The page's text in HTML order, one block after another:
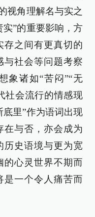
视角理解名与实之
”的重要影响，方
存之间有更真切的
与社会等问题考察
象诸如“苦闷”“无
社会流行的情感现
里”作为语词出现
在与否，亦会成为
历史语境与更为宽
的心灵世界不期而
是一个令人痛苦而